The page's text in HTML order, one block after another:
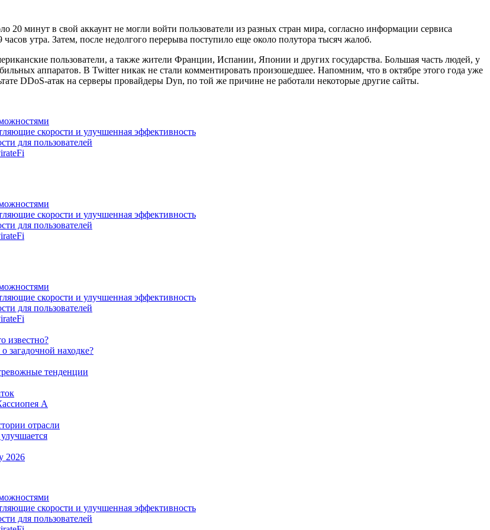
20 минут в свой аккаунт не могли войти пользователи из разных стран мира, согласно информации сервиса
утра. Затем, после недолгого перерыва поступило еще около полутора тысяч жалоб.
пользователи, а также жители Франции, Испании, Японии и других государства. Большая часть людей, у
аппаратов. В Twitter никак не стали комментировать произошедшее. Напомним, что в октябре этого года уже
DDoS-атак на серверы провайдеры Dyn, по той же причине не работали некоторые другие сайты.
скорости и улучшенная эффективность
для пользователей
скорости и улучшенная эффективность
для пользователей
скорости и улучшенная эффективность
для пользователей
известно?
загадочной находке?
тенденции
А
отрасли
2026
скорости и улучшенная эффективность
для пользователей